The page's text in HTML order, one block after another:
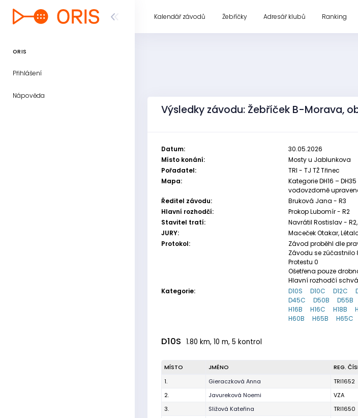
ORIS
Přihlášení
Nápověda
Kalendář závodů Žebříčky Adresář klubů Ranking
Výsledky závodu: Žebříček B-Morava,
Datum:
30.05.2026
Místo konání:
Mosty u Jablunkova
Pořadatel:
TRI - TJ TŽ Třinec
Mapa:
Kategorie DH16 –
vodovzdorně
Ředitel závodu:
Bruková Jana - R3
Hlavní rozhodčí:
Prokop Lubomír - R2
Stavitel tratí:
Navrátil Rostislav -
JURY:
Maceček Otakar,
Protokol:
Závod proběhl dle
Závodu se zúčastnilo
Protestu 0
Ošetřena pouze
Hlavní rozhodčí
Kategorie:
D10S D10C D12C
D45C
D50B D55B
H16B
H16C H18B
H60B
H65B H65C
D10S 1.80 km, 10 m, 5 kontrol
MÍSTO JMÉNO REG.
1.
Gieraczková Anna TRI1652
2.
Javureková Noemi VZA
3.
Sližová Kateřina TRI1650